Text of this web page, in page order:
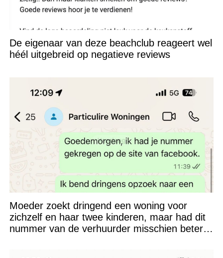
De eigenaar van deze beachclub reageert wel
héél uitgebreid op negatieve reviews
Moeder zoekt dringend een woning voor
zichzelf en haar twee kinderen, maar had dit
nummer van de verhuurder misschien beter